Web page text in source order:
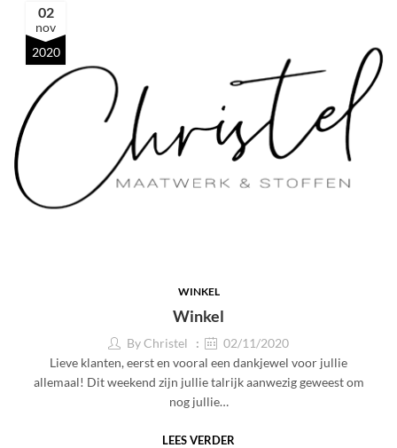
02
nov
2020
WINKEL
Winkel
ByChristel
02/11/2020
Lieve klanten, eerst en vooral een dankjewel voor jullie
allemaal! Dit weekend zijn jullie talrijk aanwezig geweest om
nog jullie…
LEES VERDER